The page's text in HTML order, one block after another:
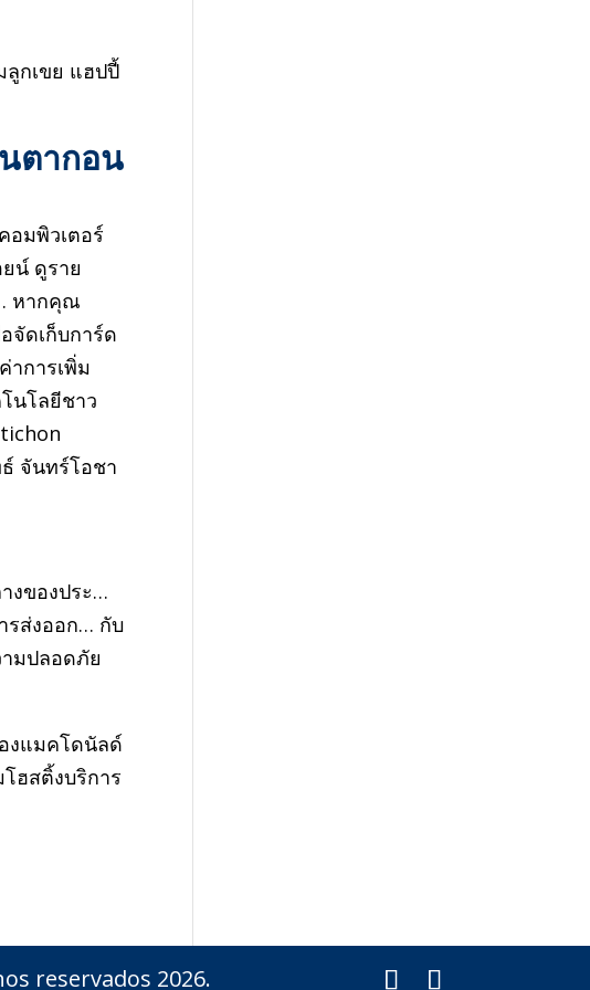
ลูกเขย แฮปปี้
ตากอน
อมพิวเตอร์
น์ ดูราย
. หากคุณ
จัดเก็บการ์ด
าการเพิ่ม
นโลยีชาว
จันทร์โอชา
งของประ…
รส่งออก… กับ
มปลอดภัย
งแมคโดนัลด์
ฮสติ้งบริการ
reservados 2026.